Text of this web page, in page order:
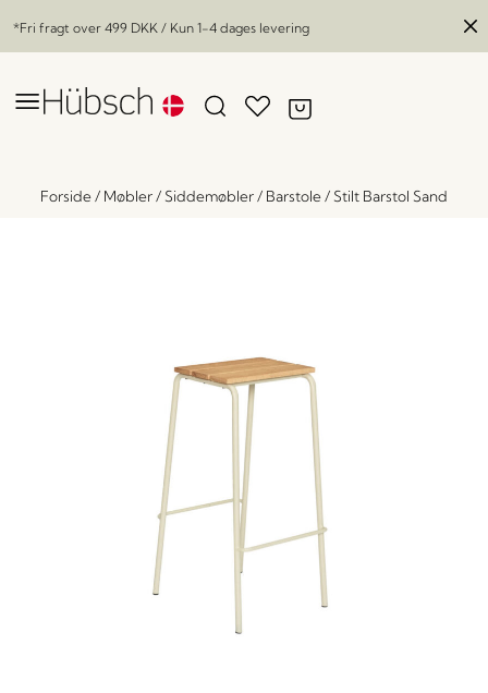
*Fri fragt over 499 DKK / Kun 1-4 dages levering
Forside/ Møbler/ Siddemøbler/ Barstole/ Stilt Barstol Sand